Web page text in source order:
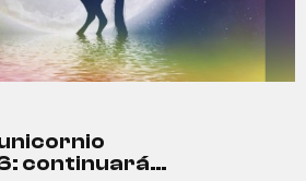
continuará…